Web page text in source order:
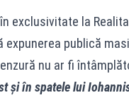
exclusivitate la
publică
nu ar fi
și în spatele lui